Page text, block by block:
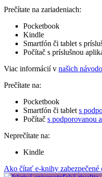
Prečítate na zariadeniach:
Pocketbook
Kindle
Smartfón či tablet s
Počítač s príslušnou
Viac informácií v našich
Prečítate na:
Pocketbook
Smartfón či tablet s
Počítač s podporovanou
Neprečítate na:
Kindle
Ako čítať e-knihy